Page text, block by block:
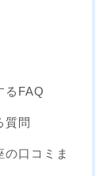
るFAQ
質問
口コミま